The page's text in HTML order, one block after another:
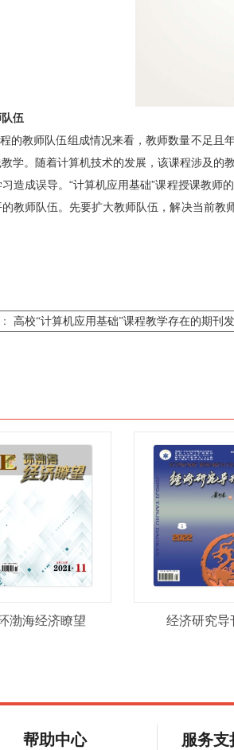
伍
教师队伍组成情况来看，教师数量不足且
学。随着计算机技术的发展，该课程涉及
造成误导。“计算机应用基础”课程授课教
教师队伍。先要扩大教师队伍，解决当前
高校“计算机应用基础”课程教学存在的期刊
渤海经济瞭望 经济研究导
帮助中心 服务支